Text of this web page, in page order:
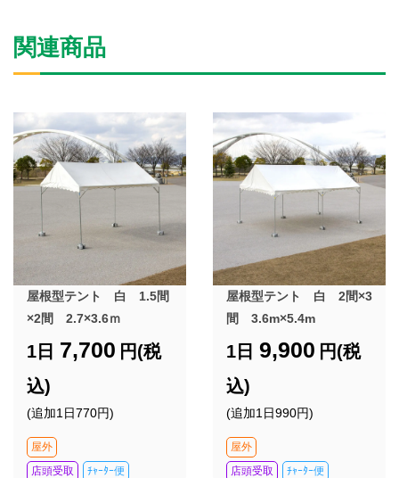
関連商品
屋根型テント 白 1.5間
×2間 2.7×3.6ｍ
1日 7,700 円(税
込)
(追加1日770円)
屋外
店頭受取
ﾁｬｰﾀｰ便
屋根型テント 白 2間×3
間 3.6m×5.4m
1日 9,900 円(税
込)
(追加1日990円)
屋外
店頭受取
ﾁｬｰﾀｰ便